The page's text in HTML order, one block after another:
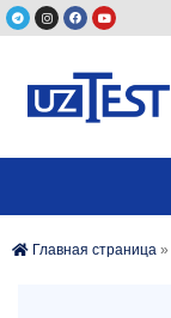
Главная страница »